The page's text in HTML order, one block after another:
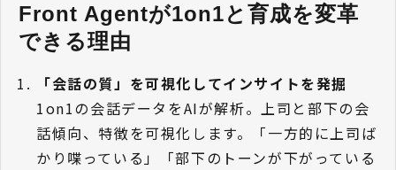
Front Agentが1on1と育成を変革
できる理由
「会話の質」を可視化してインサイトを発掘
1on1の会話データをAIが解析。上司と部下の会
話傾向、特徴を可視化します。「一方的に上司ば
かり喋っている」「部下のトーンが下がっている